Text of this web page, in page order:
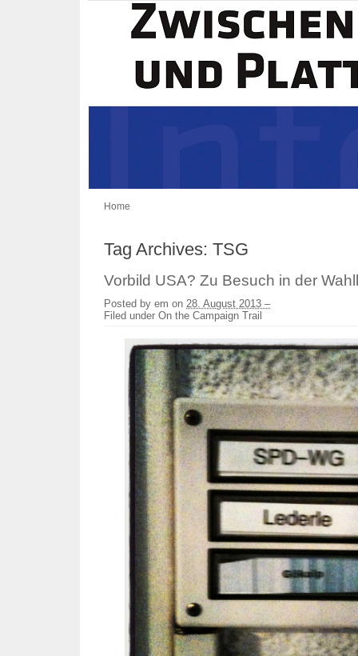
Home
Tag Archives: TSG
Vorbild USA? Zu Besuch in der
Posted by em on 28. August 2013 –
Filed under On the Campaign Trail